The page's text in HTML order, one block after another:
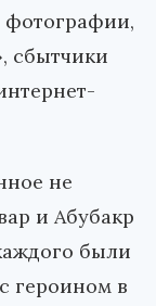
фотографии,
сбытчики
не
и Абубакр
были
героином в